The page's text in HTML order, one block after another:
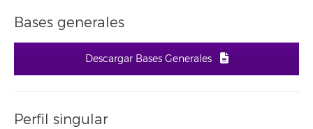
Bases generales
Descargar Bases Generales
Perfil singular